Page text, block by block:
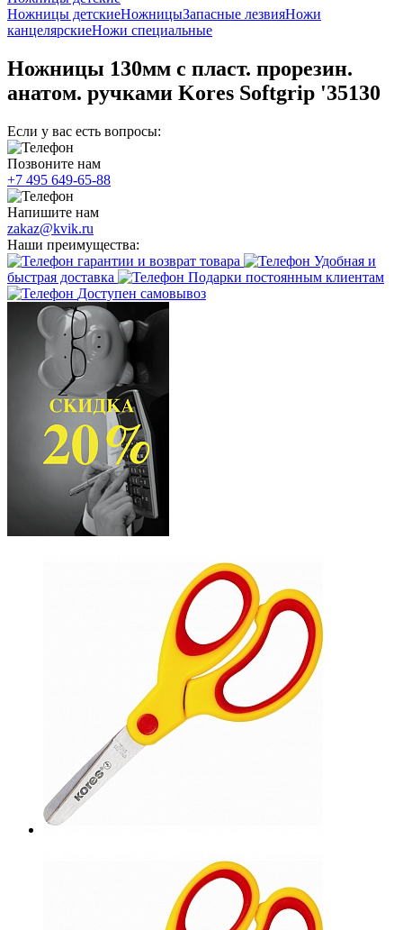
Ножницы детскиеНожницыЗапасные лезвияНожи
канцелярскиеНожи специальные
Ножницы 130мм с пласт. прорезин.
анатом. ручками Kores Softgrip '35130
Если у вас есть вопросы:
Позвоните нам
+7 495 649-65-88
Напишите нам
zakaz@kvik.ru
Наши преимущества:
гарантии и возврат товара
Удобная и
быстрая доставка
Подарки постоянным клиентам
Доступен самовывоз